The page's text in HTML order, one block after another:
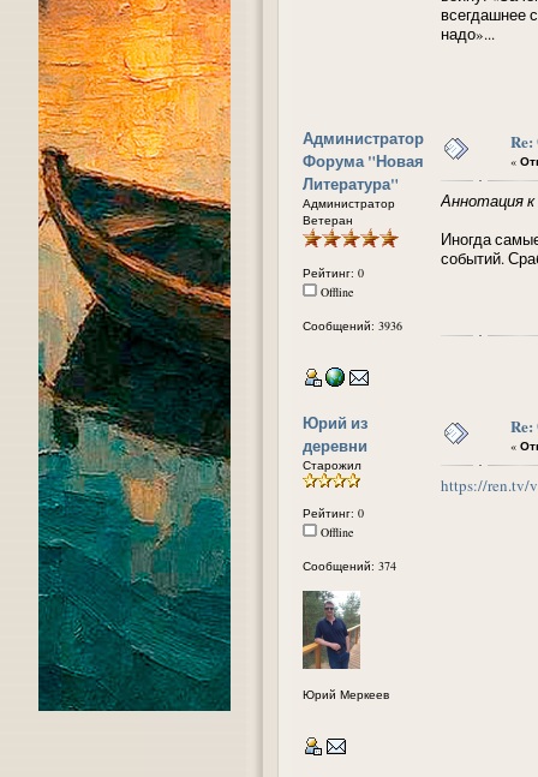
всегдашнее
надо»...
Администратор
Форума "Новая
Литература"
Администратор
Ветеран
Рейтинг: 0
Offline
Сообщений: 3936
«
Аннотация к
Иногда
событий.
Юрий из
деревни
Старожил
Рейтинг: 0
Offline
Сообщений: 374
Юрий Меркеев
«
https://ren.tv/